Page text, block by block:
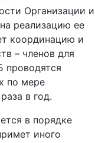
Организации и
реализацию ее
координацию и
– членов для
проводятся
по мере
в год.
в порядке
иного